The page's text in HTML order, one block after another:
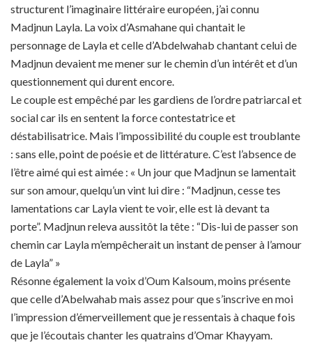
structurent l’imaginaire littéraire européen, j’ai connu
Madjnun Layla. La voix d’Asmahane qui chantait le
personnage de Layla et celle d’Abdelwahab chantant celui de
Madjnun devaient me mener sur le chemin d’un intérêt et d’un
questionnement qui durent encore.
Le couple est empêché par les gardiens de l’ordre patriarcal et
social car ils en sentent la force contestatrice et
déstabilisatrice. Mais l’impossibilité du couple est troublante
: sans elle, point de poésie et de littérature. C’est l’absence de
l’être aimé qui est aimée : « Un jour que Madjnun se lamentait
sur son amour, quelqu’un vint lui dire : “Madjnun, cesse tes
lamentations car Layla vient te voir, elle est là devant ta
porte”. Madjnun releva aussitôt la tête : “Dis-lui de passer son
chemin car Layla m’empêcherait un instant de penser à l’amour
de Layla” »
Résonne également la voix d’Oum Kalsoum, moins présente
que celle d’Abelwahab mais assez pour que s’inscrive en moi
l’impression d’émerveillement que je ressentais à chaque fois
que je l’écoutais chanter les quatrains d’Omar Khayyam.